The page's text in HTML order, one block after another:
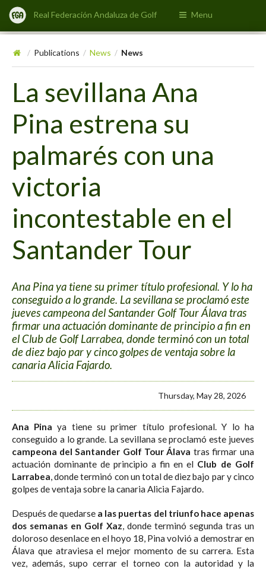
Real Federación Andaluza de Golf Menu
/ Publications / News / News
La sevillana Ana
Pina estrena su
palmarés con una
victoria
incontestable en el
Santander Tour
Ana Pina ya tiene su primer título profesional. Y lo ha
conseguido a lo grande. La sevillana se proclamó este
jueves campeona del Santander Golf Tour Álava tras
firmar una actuación dominante de principio a fin en
el Club de Golf Larrabea, donde terminó con un total
de diez bajo par y cinco golpes de ventaja sobre la
canaria Alicia Fajardo.
Thursday, May 28, 2026
Ana Pina ya tiene su primer título profesional. Y lo ha
conseguido a lo grande. La sevillana se proclamó este jueves
campeona del Santander Golf Tour Álava tras firmar una
actuación dominante de principio a fin en el Club de Golf
Larrabea, donde terminó con un total de diez bajo par y cinco
golpes de ventaja sobre la canaria Alicia Fajardo.
Después de quedarse a las puertas del triunfo hace apenas
dos semanas en Golf Xaz, donde terminó segunda tras un
doloroso desenlace en el hoyo 18, Pina volvió a demostrar en
Álava que atraviesa el mejor momento de su carrera. Esta
vez, además, supo cerrar el torneo con la autoridad y la